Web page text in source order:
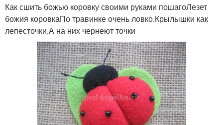
Как сшить божью коровку своими руками пошагоЛезет
божия коровкаПо травинке очень ловко.Крылышки как
лепесточки,А на них чернеют точки